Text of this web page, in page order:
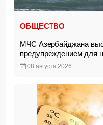
ОБЩЕСТВО
МЧС Азербайджана
предупреждением для
08 августа 2026